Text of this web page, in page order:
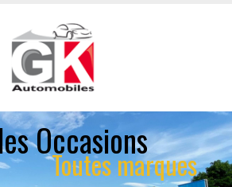
Toutes marques
Occasions